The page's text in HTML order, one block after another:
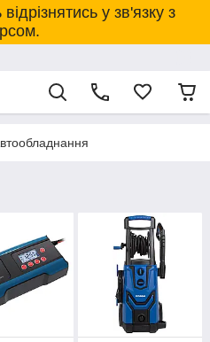
у зв'язку з